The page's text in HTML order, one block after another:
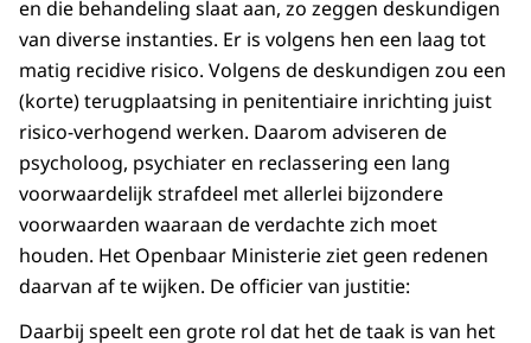
en die behandeling slaat aan, zo zeggen deskundigen
van diverse instanties. Er is volgens hen een laag tot
matig recidive risico. Volgens de deskundigen zou een
(korte) terugplaatsing in penitentiaire inrichting juist
risico-verhogend werken. Daarom adviseren de
psycholoog, psychiater en reclassering een lang
voorwaardelijk strafdeel met allerlei bijzondere
voorwaarden waaraan de verdachte zich moet
houden. Het Openbaar Ministerie ziet geen redenen
daarvan af te wijken. De officier van justitie:
Daarbij speelt een grote rol dat het de taak is van het